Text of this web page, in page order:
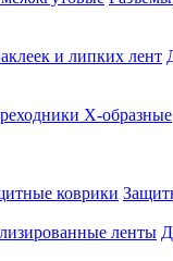
и липких лент
Х-образные
коврики
ленты